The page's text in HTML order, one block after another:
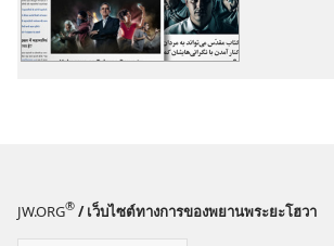
JW.ORG® / เว็บไซต์ทางการของพยานพระยะโฮวา